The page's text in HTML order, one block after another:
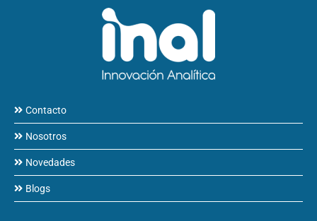
Contacto
Nosotros
Novedades
Blogs